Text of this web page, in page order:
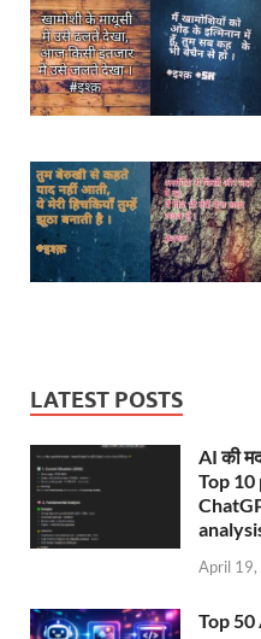
LATEST POSTS
AI की
Top
April
Top 50